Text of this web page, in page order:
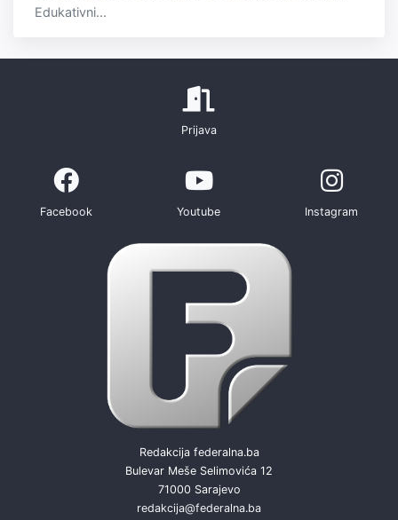
Edukativni...
Prijava
Facebook Youtube Instagram
Redakcija federalna.ba
Bulevar Meše Selimovića 12
71000 Sarajevo
redakcija@federalna.ba